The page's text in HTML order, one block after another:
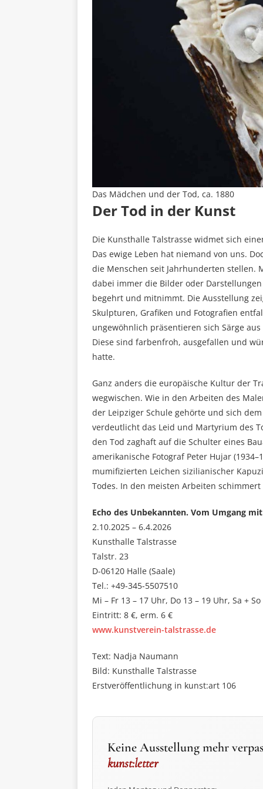
Das Mädchen und der Tod, ca. 1880
Der Tod in der Kunst
Die Kunsthalle Talstrasse widmet sich
Das ewige Leben hat niemand von uns.
die Menschen seit Jahrhunderten stellen.
dabei immer die Bilder oder
begehrt und mitnimmt. Die Ausstellung
Skulpturen, Grafiken und Fotografien
ungewöhnlich präsentieren sich Särge
Diese sind farbenfroh, ausgefallen und
hatte.
Ganz anders die europäische Kultur der
wegwischen. Wie in den Arbeiten des
der Leipziger Schule gehörte und sich
verdeutlicht das Leid und Martyrium des
den Tod zaghaft auf die Schulter eines
amerikanische Fotograf Peter Hujar
mumifizierten Leichen sizilianischer
Todes. In den meisten Arbeiten
Echo des Unbekannten. Vom Umgang
2.10.2025 – 6.4.2026
Kunsthalle Talstrasse
Talstr. 23
D-06120 Halle (Saale)
Tel.: +49-345-5507510
Mi – Fr 13 – 17 Uhr, Do 13 – 19 Uhr, Sa +
Eintritt: 8 €, erm. 6 €
www.kunstverein-talstrasse.de
Text: Nadja Naumann
Bild: Kunsthalle Talstrasse
Erstveröffentlichung in kunst:art 106
Keine Ausstellung mehr
kunst:letter